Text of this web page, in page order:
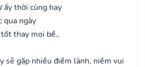
ấy thời cùng hay
qua ngày
thay mọi bề..
sẽ gặp nhiều điềm lành, niềm vui